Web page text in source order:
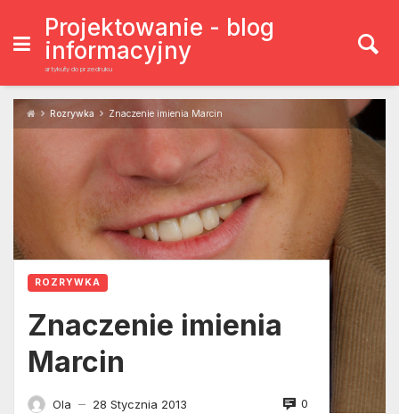
content
Projektowanie - blog
informacyjny
artykuły do przedruku
Rozrywka Znaczenie imienia Marcin
ROZRYWKA
Znaczenie imienia
Marcin
Ola — 28 Stycznia 2013 0